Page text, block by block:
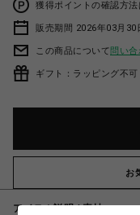
獲得ポイントの確認方法
販売期間 2026年03月
この商品について問い合
ギフト：ラッピング不可
お
アイテム説明 / 素材